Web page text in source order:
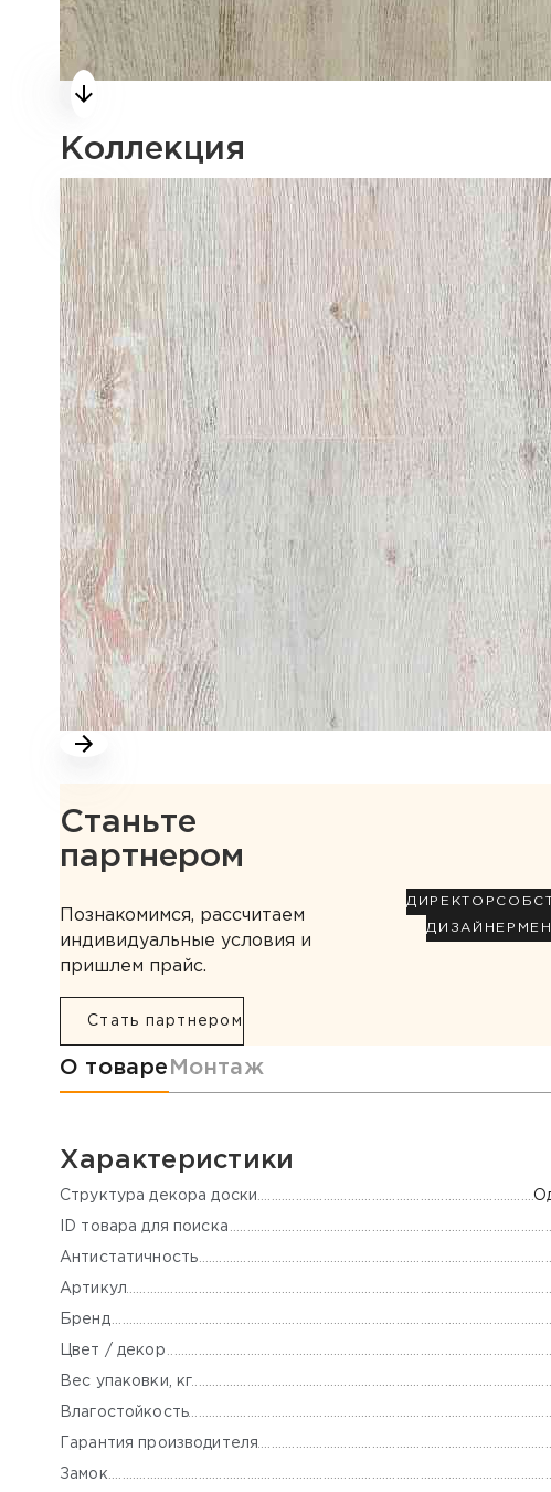
Коллекция
Станьте
партнером
Познакомимся, рассчитаем
индивидуальные условия и
пришлем прайс.
Стать партнером
ДИРЕКТОР
ДИЗАЙНЕР
Информация о товаре
О товаре Монтаж
Характеристики
Cтруктура декора доски
ID товара для поиска
Антистатичность
Артикул
Бренд
Цвет / декор
Вес упаковки, кг
Влагостойкость
Гарантия производителя
Замок